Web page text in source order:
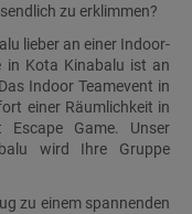
zu erklimmen?
lieber an einer Indoor-
in Kota Kinabalu ist an
Indoor Teamevent in
einer Räumlichkeit in
Game. Unser
wird Ihre Gruppe
zu einem spannenden